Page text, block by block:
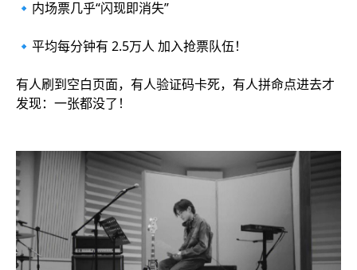
🔹内场票几乎“闪现即消失”
🔹平均每分钟有 2.5万人 加入抢票队伍！
有人刷到空白页面，有人验证码卡死，有人拼命点进去才
发现：一张都没了！